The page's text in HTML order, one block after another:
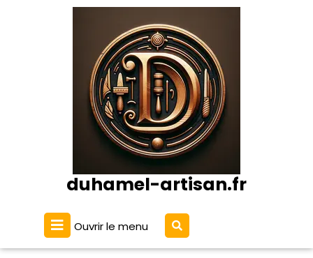
duhamel-artisan.fr
Ouvrir le menu Ouvrir
le
menu